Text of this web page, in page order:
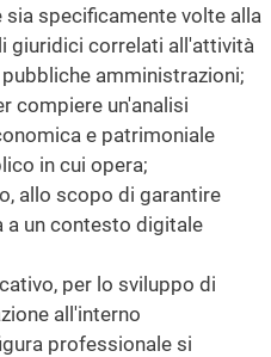
specificamente volte alla
giuridici correlati all'attività
amministrazioni;
compiere un'analisi
e patrimoniale
in cui opera;
allo scopo di garantire
a un contesto digitale
per lo sviluppo di
all'interno
professionale si